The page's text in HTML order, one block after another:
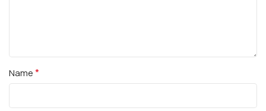
Name*